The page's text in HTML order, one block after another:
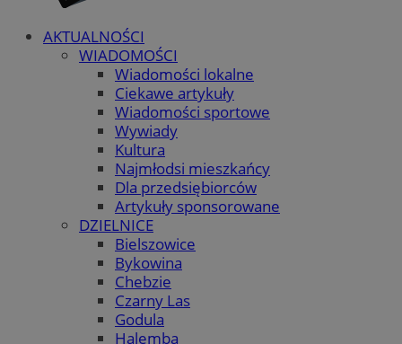
AKTUALNOŚCI
WIADOMOŚCI
Wiadomości lokalne
Ciekawe artykuły
Wiadomości sportowe
Wywiady
Kultura
Najmłodsi mieszkańcy
Dla przedsiębiorców
Artykuły sponsorowane
DZIELNICE
Bielszowice
Bykowina
Chebzie
Czarny Las
Godula
Halemba